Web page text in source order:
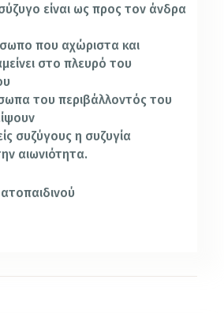
είναι ως προς τον άνδρα
που αχώριστα και
στο πλευρό του
του περιβάλλοντός του
συζύγους η συζυγία
αιωνιότητα.